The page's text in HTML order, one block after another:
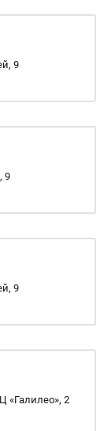
9
9
9
«Галилео», 2